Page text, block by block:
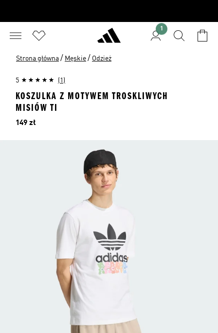
1
Strona główna / Męskie / Odzież
5 (1)
KOSZULKA Z MOTYWEM TROSKLIWYCH
MISIÓW TI
Cena
149 zł